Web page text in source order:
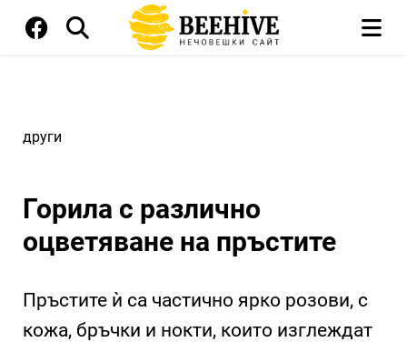
други
Горила с различно
оцветяване на пръстите
Пръстите ѝ са частично ярко розови, с
кожа, бръчки и нокти, които изглеждат